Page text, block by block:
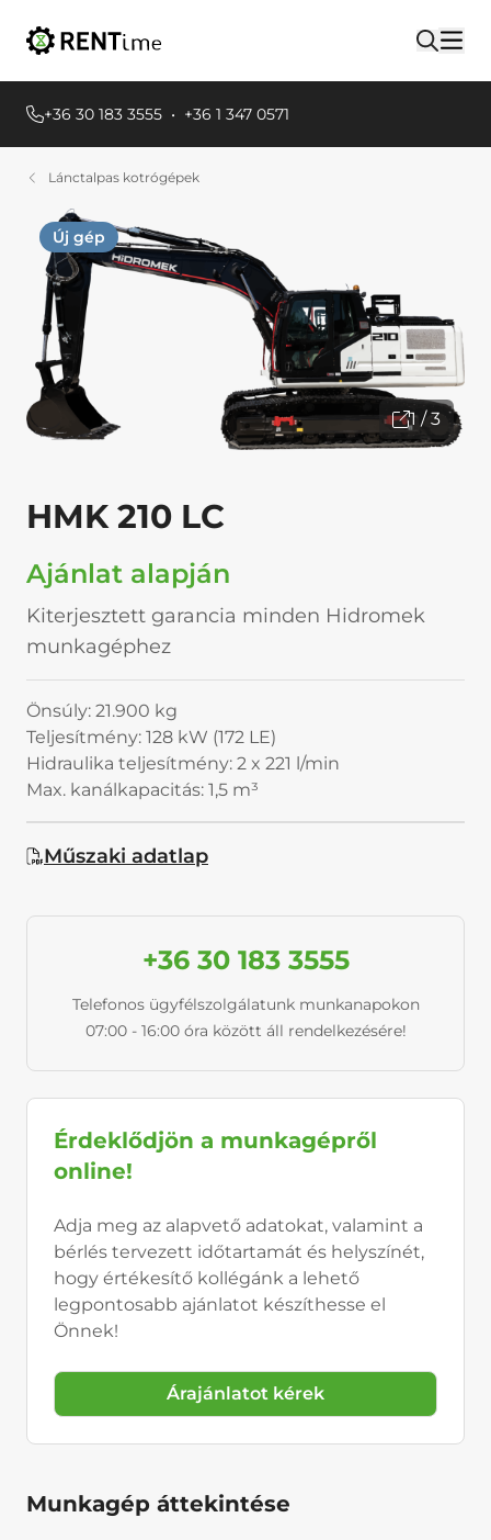
+36 30 183 3555 • +36 1 347 0571
Lánctalpas kotrógépek
Új gép
1 / 3
HMK 210 LC
Ajánlat alapján
Kiterjesztett garancia minden Hidromek
munkagéphez
Önsúly: 21.900 kg
Teljesítmény: 128 kW (172 LE)
Hidraulika teljesítmény: 2 x 221 l/min
Max. kanálkapacitás: 1,5 m³
Műszaki adatlap
+36 30 183 3555
Telefonos ügyfélszolgálatunk munkanapokon
07:00 - 16:00 óra között áll rendelkezésére!
Érdeklődjön a munkagépről
online!
Adja meg az alapvető adatokat, valamint a
bérlés tervezett időtartamát és helyszínét,
hogy értékesítő kollégánk a lehető
legpontosabb ajánlatot készíthesse el
Önnek!
Árajánlatot kérek
Munkagép áttekintése